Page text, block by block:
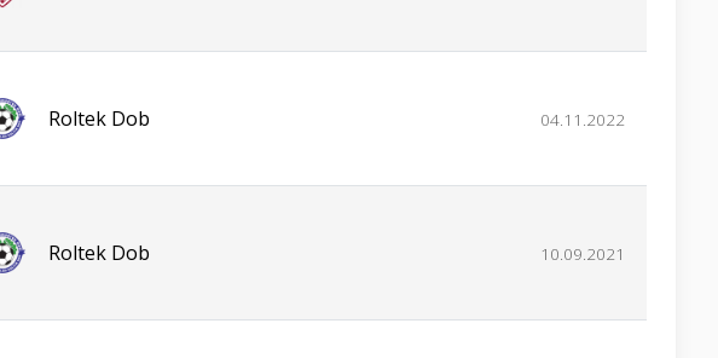
Roltek Dob 04.11.2022
Roltek Dob 10.09.2021